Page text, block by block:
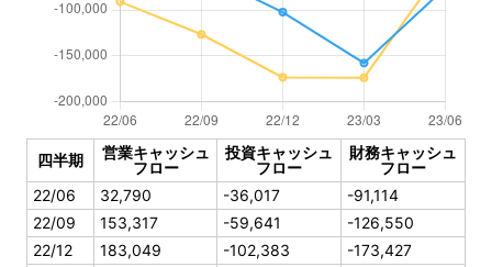
四半期
営業キャッシュ
フロー
投資キャッシュ
フロー
財務キャッシュ
フロー
22/06
32,790 -36,017
-91,114
22/09
153,317 -59,641
-126,550
22/12
183,049 -102,383
-173,427